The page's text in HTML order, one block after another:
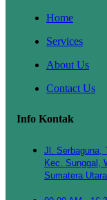
Home
Services
About Us
Contact Us
Info Kontak
Jl. Serbaguna,
Kec. Sunggal,
Sumatera